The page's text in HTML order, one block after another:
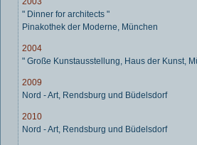
" Dinner for architects "
Pinakothek der Moderne, München
2004
" Große Kunstausstellung, Haus der Kunst,
2009
Nord - Art, Rendsburg und Büdelsdorf
2010
Nord - Art, Rendsburg und Büdelsdorf